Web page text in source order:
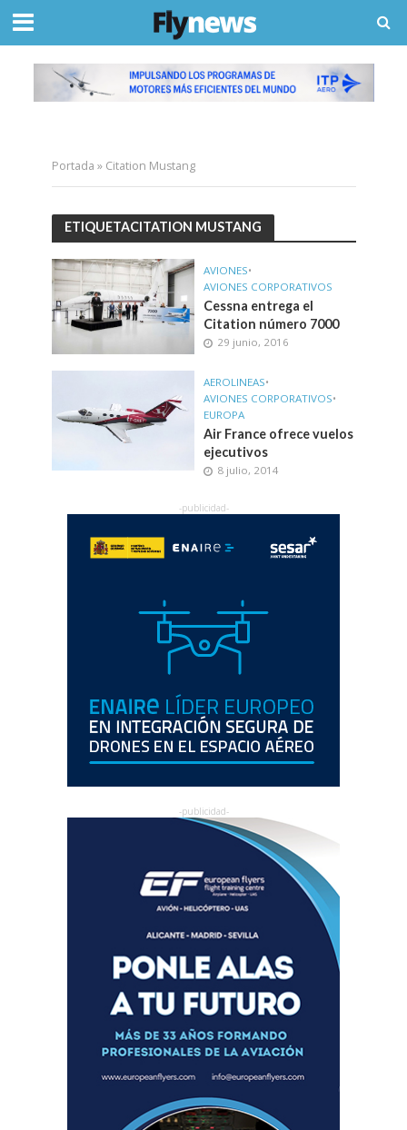
Portada » Citation Mustang
ETIQUETACITATION MUSTANG
AVIONES•
AVIONES CORPORATIVOS
Cessna entrega el
Citation número 7000
29 junio, 2016
AEROLINEAS•
AVIONES CORPORATIVOS•
EUROPA
Air France ofrece vuelos
ejecutivos
8 julio, 2014